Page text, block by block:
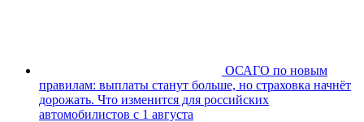
ОСАГО по новым
правилам: выплаты станут больше, но страховка начнёт
дорожать. Что изменится для российских
автомобилистов с 1 августа